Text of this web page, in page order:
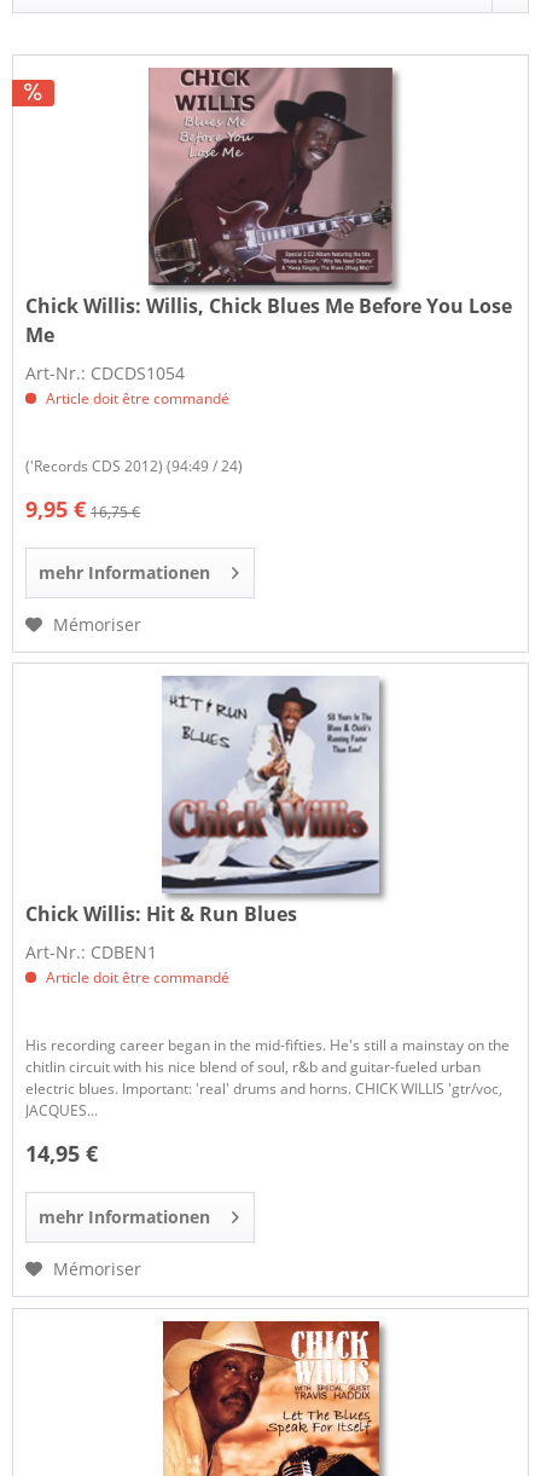
Chick Willis: Willis, Chick Blues Me Before You Lose
Me
Art-Nr.: CDCDS1054
Article doit être commandé
('Records CDS 2012) (94:49 / 24)
9,95 € 16,75 €
mehr Informationen
Mémoriser
Chick Willis: Hit & Run Blues
Art-Nr.: CDBEN1
Article doit être commandé
His recording career began in the mid-fifties. He's still a mainstay on the
chitlin circuit with his nice blend of soul, r&b and guitar-fueled urban
electric blues. Important: 'real' drums and horns. CHICK WILLIS 'gtr/voc,
JACQUES...
14,95 €
mehr Informationen
Mémoriser